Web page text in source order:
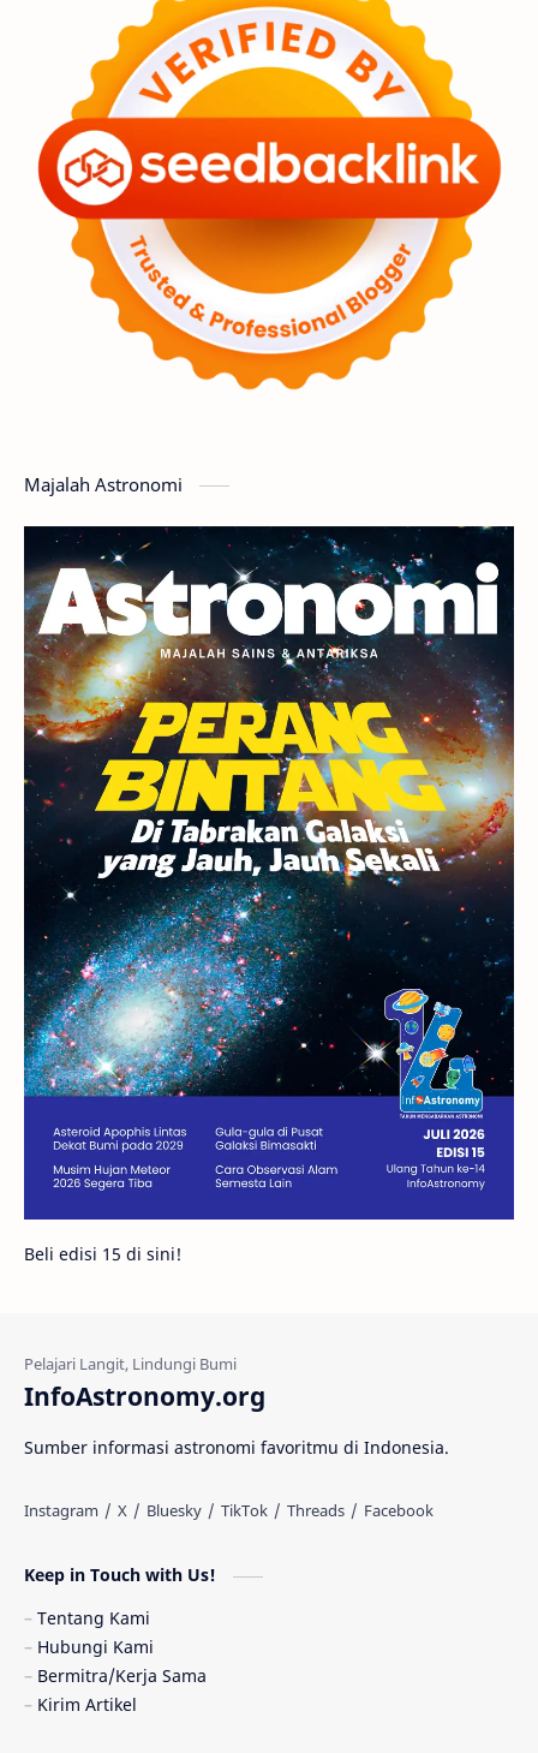
Asteroid Observasi
Premium Komet Bulan
Penelitian Serba-serbi Satelit
Luar Angkasa Video Aurora
Supernova Nebula Sponsored
Mars Planet Katai
GMT 2016
Planet Kerdil Bumi Pengetahuan
Berita Hujan Meteor Satelit Alami
Rasi Bintang Teleskop Saturnus
GBT 2018 UFO Advertorial
Astrofotografi
Stasiun Luar Angkasa Internasional
Gugus Bintang Menarik Dibaca
Venus Pluto Galaksi Kerdil
Gambar Harian Titan
Bintang Neutron Hubble Tips
Juno Bintang Biner
Fakta Galaksi Spiral
Gerhana Matahari
Quasar
TanyaAstro
Majalah Astronomi
Beli edisi 15 di sini!
InfoAstronomy.org
Sumber informasi astronomi favoritmu di Indonesia.
Keep in Touch with Us!
Tentang Kami
Hubungi Kami
Bermitra/Kerja Sama
Kirim Artikel